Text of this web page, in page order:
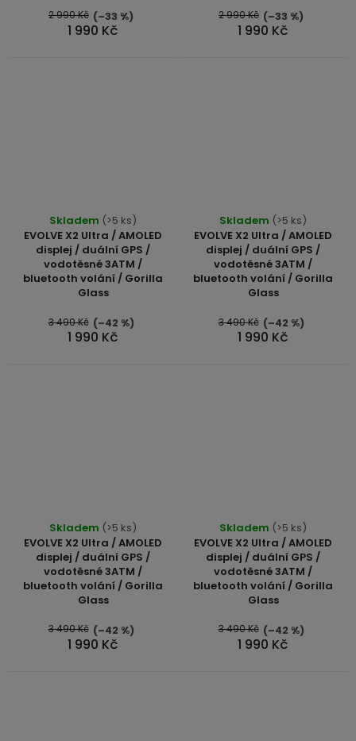
1 990 Kč
2 990 Kč (–33 %)
5
hvězdiček.
1 990 Kč
2 990 Kč (–33 %)
EVOLVE X2 Ultra / AMOLED
displej / duální GPS /
vodotěsné 3ATM /
bluetooth volání / Gorilla
Glass
Skladem (>5 ks)
1 990 Kč
3 490 Kč (–42 %)
EVOLVE X2 Ultra / AMOLED
displej / duální GPS /
vodotěsné 3ATM /
bluetooth volání / Gorilla
Glass
Skladem (>5 ks)
1 990 Kč
3 490 Kč (–42 %)
EVOLVE X2 Ultra / AMOLED
displej / duální GPS /
vodotěsné 3ATM /
bluetooth volání / Gorilla
Glass
Skladem (>5 ks)
1 990 Kč
3 490 Kč (–42 %)
EVOLVE X2 Ultra / AMOLED
displej / duální GPS /
vodotěsné 3ATM /
bluetooth volání / Gorilla
Glass
Skladem (>5 ks)
1 990 Kč
3 490 Kč (–42 %)